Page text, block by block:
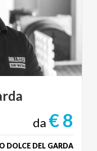
da € 8
DOLCE DEL GARDA